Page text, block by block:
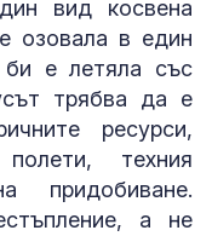
вид косвена
озовала в един
е летяла със
трябва да е
ресурси,
техния
придобиване.
а не